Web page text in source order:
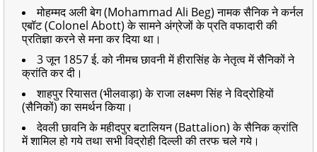
मोहम्मद अली बेग (Mohammad Ali Beg) नामक सैनिक ने कर्नल
एबॉट (Colonel Abott) के सामने अंग्रेजों के प्रति वफादारी की
प्रतिज्ञा करने से मना कर दिया था।
3 जून 1857 ई. को नीमच छावनी में हीरासिंह के नेतृत्व में सैनिकों ने
क्रांति कर दी।
शाहपुर रियासत (भीलवाड़ा) के राजा लक्ष्मण सिंह ने विद्रोहियों
(सैनिकों) का समर्थन किया।
देवली छावनि के महीदपुर बटालियन (Battalion) के सैनिक क्रांति
में शामिल हो गये तथा सभी विद्रोही दिल्ली की तरफ चले गये।